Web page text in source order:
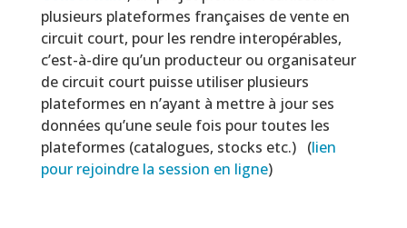
plusieurs plateformes françaises de vente en
circuit court, pour les rendre interopérables,
c’est-à-dire qu’un producteur ou organisateur
de circuit court puisse utiliser plusieurs
plateformes en n’ayant à mettre à jour ses
données qu’une seule fois pour toutes les
plateformes (catalogues, stocks etc.) (lien
pour rejoindre la session en ligne)